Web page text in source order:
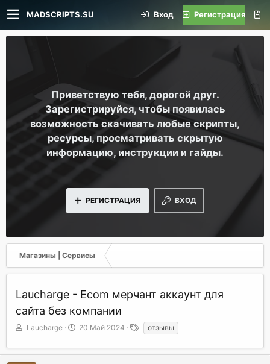
MADSCRIPTS.SU Вход Регистрация
Приветствую тебя, дорогой друг.
Зарегистрируйся, чтобы появилась
возможность скачивать любые скрипты,
ресурсы, просматривать скрытую
информацию, инструкции и гайды.
ВХОД
РЕГИСТРАЦИЯ
Магазины | Сервисы
Laucharge - Ecom мерчант аккаунт для
сайта без компании
А
т
Laucharge
Д
т
20 Май 2024
е
г
отзывы